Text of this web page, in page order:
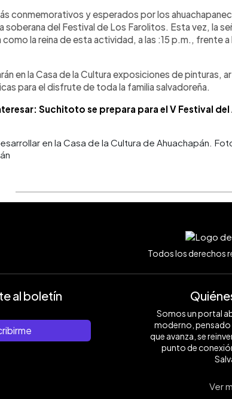
conmemorativos y esperados por los
soberana del Festival de Los Farolitos. Esta vez, la
la reina de esta actividad, a las :15 p.m., frente a
en la Casa de la Cultura exposiciones de pinturas,
para el disfrute de toda la familia salvadoreña.
Suchitoto se prepara para el V Festival del
en la Casa de la Cultura de Ahuachapán.
Todos los derechos
al boletín
Somos un portal
moderno, pensado
que avanza, se
punto de
Ver